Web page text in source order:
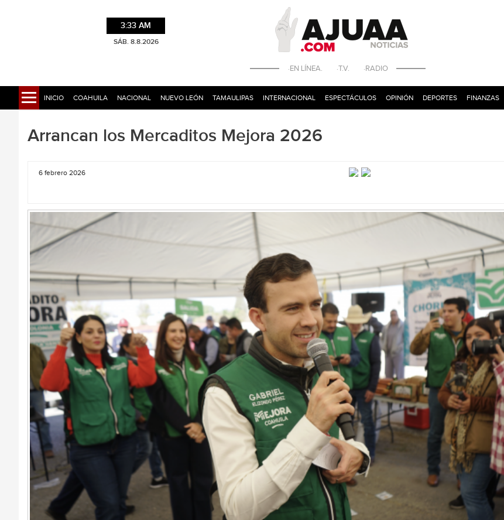
3:33 AM
SÁB. 8.8.2026
·EN LÍNEA. ·T.V. ·RADIO
INICIO COAHUILA NACIONAL NUEVO LEÓN TAMAULIPAS INTERNACIONAL ESPECTÁCULOS OPINIÓN DEPORTES FINANZAS
Arrancan los Mercaditos Mejora 2026
6 febrero 2026